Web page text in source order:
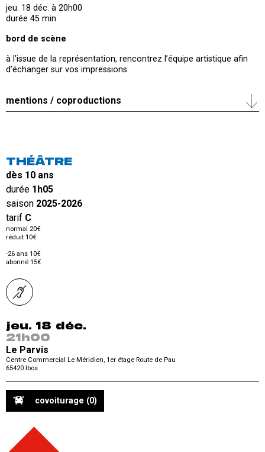
THÉÂTRE
dès 10 ans
durée 1h05
saison 2025-2026
tarif C
normal 20€
réduit 10€
-26 ans 10€
abonné 15€
jeu. 18 déc.
21h00
Le Parvis
Centre Commercial Le Méridien, 1er étage Route de Pau
65420
Ibos
covoiturage (0)
jeu. 18 déc. à 20h00
durée 45 min
bord de scène
à l’issue de la représentation, rencontrez l’équipe artistique afin
d’échanger sur vos impressions
mentions / coproductions